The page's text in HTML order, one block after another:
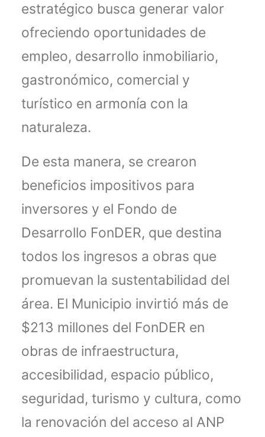
estratégico busca generar valor
ofreciendo oportunidades de
empleo, desarrollo inmobiliario,
gastronómico, comercial y
turístico en armonía con la
naturaleza.
De esta manera, se crearon
beneficios impositivos para
inversores y el Fondo de
Desarrollo FonDER, que destina
todos los ingresos a obras que
promuevan la sustentabilidad del
área. El Municipio invirtió más de
$213 millones del FonDER en
obras de infraestructura,
accesibilidad, espacio público,
seguridad, turismo y cultura, como
la renovación del acceso al ANP